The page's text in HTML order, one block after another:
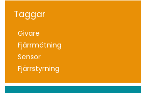
Taggar
Givare
Fjärrmätning
Sensor
Fjärrstyrning